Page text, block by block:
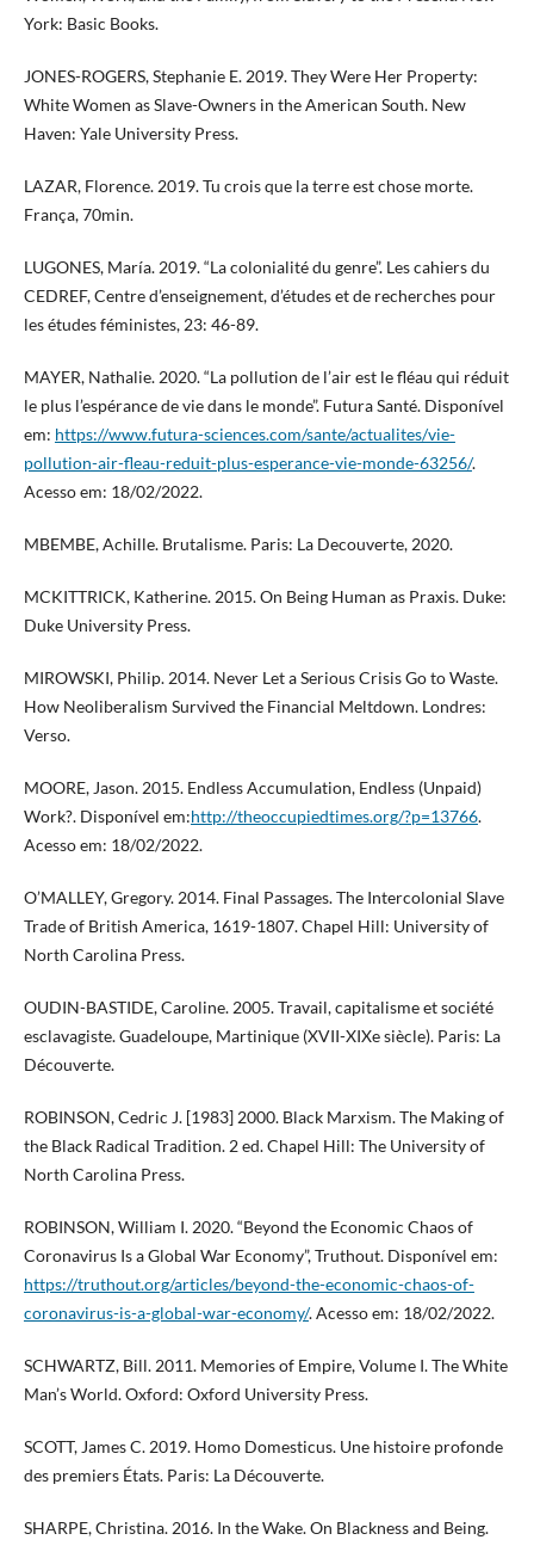
York: Basic Books.
JONES-ROGERS, Stephanie E. 2019. They Were Her Property:
White Women as Slave-Owners in the American South. New
Haven: Yale University Press.
LAZAR, Florence. 2019. Tu crois que la terre est chose morte.
França, 70min.
LUGONES, María. 2019. “La colonialité du genre”. Les cahiers du
CEDREF, Centre d’enseignement, d’études et de recherches pour
les études féministes, 23: 46-89.
MAYER, Nathalie. 2020. “La pollution de l’air est le fléau qui réduit
le plus l’espérance de vie dans le monde”. Futura Santé. Disponível
em: https://www.futura-sciences.com/sante/actualites/vie-
pollution-air-fleau-reduit-plus-esperance-vie-monde-63256/.
Acesso em: 18/02/2022.
MBEMBE, Achille. Brutalisme. Paris: La Decouverte, 2020.
MCKITTRICK, Katherine. 2015. On Being Human as Praxis. Duke:
Duke University Press.
MIROWSKI, Philip. 2014. Never Let a Serious Crisis Go to Waste.
How Neoliberalism Survived the Financial Meltdown. Londres:
Verso.
MOORE, Jason. 2015. Endless Accumulation, Endless (Unpaid)
Work?. Disponível em:http://theoccupiedtimes.org/?p=13766.
Acesso em: 18/02/2022.
O’MALLEY, Gregory. 2014. Final Passages. The Intercolonial Slave
Trade of British America, 1619-1807. Chapel Hill: University of
North Carolina Press.
OUDIN-BASTIDE, Caroline. 2005. Travail, capitalisme et société
esclavagiste. Guadeloupe, Martinique (XVII-XIXe siècle). Paris: La
Découverte.
ROBINSON, Cedric J. [1983] 2000. Black Marxism. The Making of
the Black Radical Tradition. 2 ed. Chapel Hill: The University of
North Carolina Press.
ROBINSON, William I. 2020. “Beyond the Economic Chaos of
Coronavirus Is a Global War Economy”, Truthout. Disponível em:
https://truthout.org/articles/beyond-the-economic-chaos-of-
coronavirus-is-a-global-war-economy/. Acesso em: 18/02/2022.
SCHWARTZ, Bill. 2011. Memories of Empire, Volume I. The White
Man’s World. Oxford: Oxford University Press.
SCOTT, James C. 2019. Homo Domesticus. Une histoire profonde
des premiers États. Paris: La Découverte.
SHARPE, Christina. 2016. In the Wake. On Blackness and Being.